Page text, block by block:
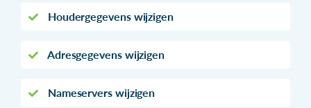
Houdergegevens wijzigen
Adresgegevens wijzigen
Nameservers wijzigen